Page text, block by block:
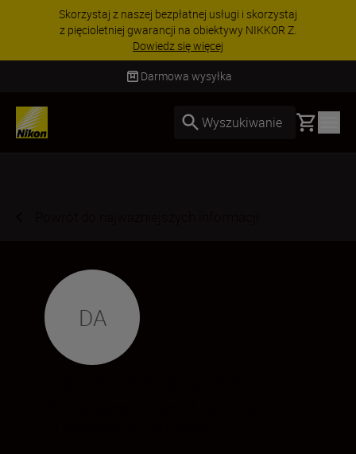
Skorzystaj z naszej bezpłatnej usługi i skorzystaj
z pięcioletniej gwarancji na obiektywy NIKKOR Z.
Dowiedz się więcej
Darmowa wysyłka
Wyszukiwanie Basket
DA